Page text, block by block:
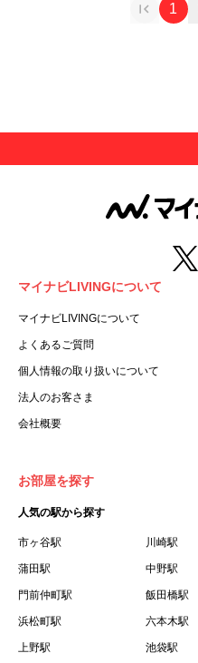
1
マイナビLIVINGについて
マイナビLIVINGについて
よくあるご質問
個人情報の取り扱いについて
法人のお客さま
会社概要
お部屋を探す
人気の駅から探す
市ヶ谷駅 川崎駅
蒲田駅 中野駅
門前仲町駅 飯田橋駅
浜松町駅 六本木駅
上野駅 池袋駅